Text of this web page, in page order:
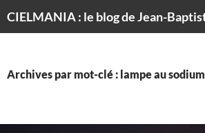
Archives par mot-clé : lampe au sodium